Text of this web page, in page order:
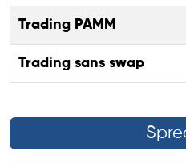
Trading PAMM
Trading sans swap